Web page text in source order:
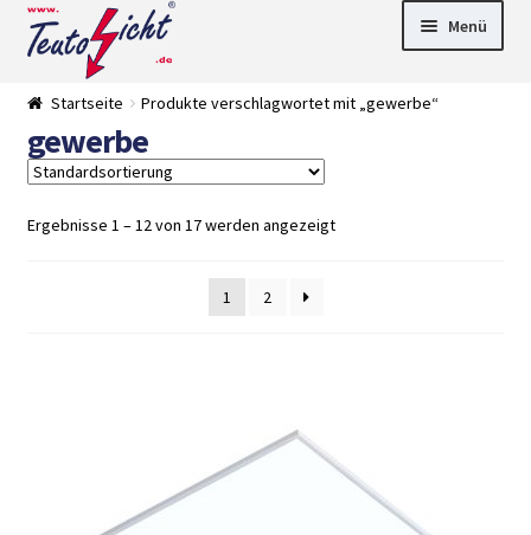
Zur
Navigation
springen
Springe
zum
Menü
► LED Panel
►
Startseite Produkte verschlagwortet mit „gewerbe“
gewerbe
Ergebnisse 1 – 12 von 17 werden angezeigt
1 2